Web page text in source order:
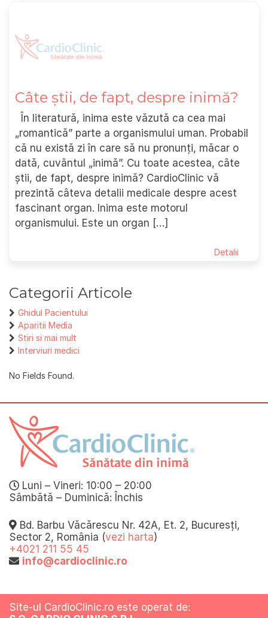
Câte știi, de fapt, despre inimă?
În literatură, inima este văzută ca cea mai
„romantică” parte a organismului uman. Probabil
că nu există zi în care să nu pronunți, măcar o
dată, cuvântul „inimă”. Cu toate acestea, câte
știi, de fapt, despre inimă? CardioClinic vă
prezintă câteva detalii medicale despre acest
fascinant organ. Inima este motorul
organismului. Este un organ […]
Detalii
Categorii Articole
Ghidul Pacientului
Aparitii Media
Stiri si mai mult
Interviuri medici
No Fields Found.
Luni – Vineri: 10:00 – 20:00
Sâmbătă – Duminică: Închis
Bd. Barbu Văcărescu Nr. 42A, Et. 2, Bucuresți,
Sector 2, România (vezi harta)
+4021 211 55 45
info@cardioclinic.ro
Site-ul CardioClinic.ro este operat de: